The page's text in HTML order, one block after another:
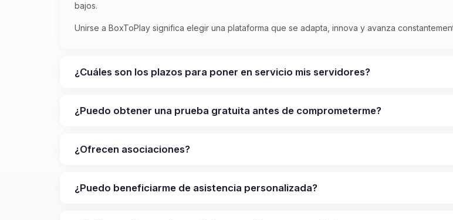
bajos.
Unirse a BoxToPlay significa elegir una plataforma que se adapta, innova y avanza
¿Cuáles son los plazos para poner en servicio mis servidores?
¿Puedo obtener una prueba gratuita antes de comprometerme?
¿Ofrecen asociaciones?
¿Puedo beneficiarme de asistencia personalizada?